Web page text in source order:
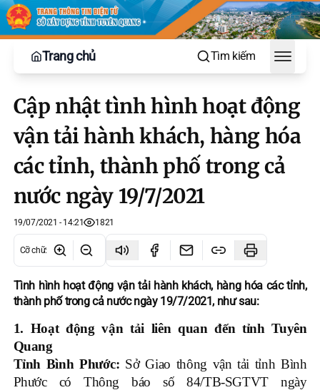
Trang chủ Tìm kiếm
Toggle
Cập nhật tình hình hoạt động
vận tải hành khách, hàng hóa
các tỉnh, thành phố trong cả
nước ngày 19/7/2021
19/07/2021 - 14:21 1821
Cỡ chữ:
Tình hình hoạt động vận tải hành khách, hàng hóa các tỉnh,
thành phố trong cả nước ngày 19/7/2021, như sau:
1. Hoạt động vận tải liên quan đến tỉnh Tuyên
Quang
Tỉnh Bình Phước: Sở Giao thông vận tải tỉnh Bình
Phước có Thông báo số 84/TB-SGTVT ngày